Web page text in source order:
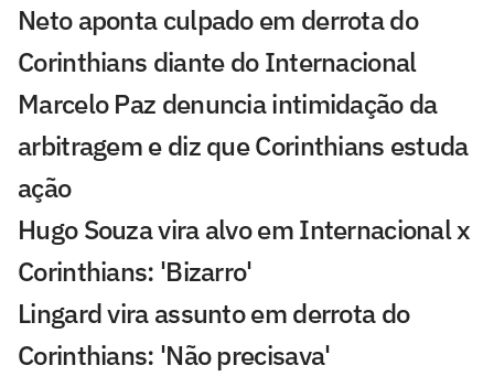
Neto aponta culpado em derrota do
Corinthians diante do Internacional
Marcelo Paz denuncia intimidação da
arbitragem e diz que Corinthians estuda
ação
Hugo Souza vira alvo em Internacional x
Corinthians: 'Bizarro'
Lingard vira assunto em derrota do
Corinthians: 'Não precisava'